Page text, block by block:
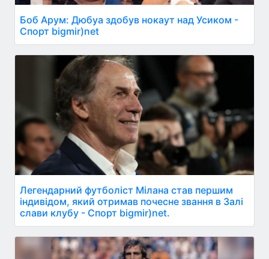
Боб Арум: Дюбуа здобув нокаут над Усиком -
Спорт bigmir)net
Легендарний футболіст Мілана став першим
індивідом, який отримав почесне звання в Залі
слави клубу - Спорт bigmir)net.